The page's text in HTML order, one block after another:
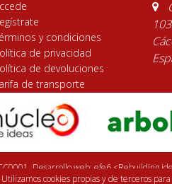
Utilizamos cookies propias y de terceros
y condiciones
de privacidad
de devoluciones
de transporte
Desarrollo web: efe6 <Rebuilding